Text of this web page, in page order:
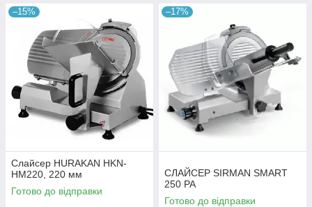
–15%
Слайсер HURAKAN HKN-
HM220, 220 мм
Готово до відправки
–17%
СЛАЙСЕР SIRMAN SMART
250 PA
Готово до відправки